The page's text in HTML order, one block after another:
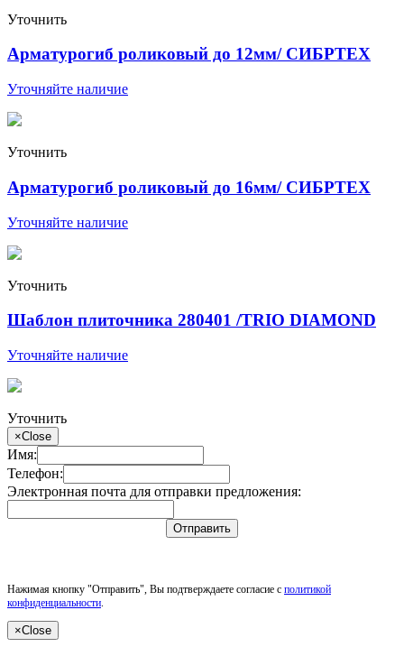
Уточнить
Арматурогиб роликовый до 12мм/ СИБРТЕХ
Уточняйте наличие
Уточнить
Арматурогиб роликовый до 16мм/ СИБРТЕХ
Уточняйте наличие
Уточнить
Шаблон плиточника 280401 /TRIO DIAMOND
Уточняйте наличие
Уточнить
×Close
Имя:
Телефон:
Электронная почта для отправки предложения:
Отправить
Нажимая кнопку "Отправить", Вы подтверждаете согласие с политикой
конфиденциальности.
×Close